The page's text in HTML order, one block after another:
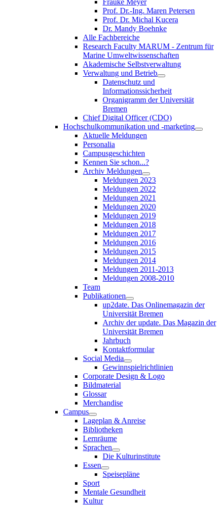
Prof. Dr.-Ing. Maren Petersen
Prof. Dr. Michal Kucera
Dr. Mandy Boehnke
Alle Fachbereiche
Research Faculty MARUM - Zentrum für
Marine Umweltwissenschaften
Akademische Selbstverwaltung
Verwaltung und Betrieb
Datenschutz und
Informationssicherheit
Organigramm der Universität
Bremen
Chief Digital Officer (CDO)
Hochschulkommunikation und -marketing
Aktuelle Meldungen
Personalia
Campusgeschichten
Kennen Sie schon...?
Archiv Meldungen
Meldungen 2023
Meldungen 2022
Meldungen 2021
Meldungen 2020
Meldungen 2019
Meldungen 2018
Meldungen 2017
Meldungen 2016
Meldungen 2015
Meldungen 2014
Meldungen 2011-2013
Meldungen 2008-2010
Team
Publikationen
up2date. Das Onlinemagazin der
Universität Bremen
Archiv der update. Das Magazin der
Universität Bremen
Jahrbuch
Kontaktformular
Social Media
Gewinnspielrichtlinien
Corporate Design & Logo
Bildmaterial
Glossar
Merchandise
Campus
Lageplan & Anreise
Bibliotheken
Lernräume
Sprachen
Die Kulturinstitute
Essen
Speisepläne
Sport
Mentale Gesundheit
Kultur